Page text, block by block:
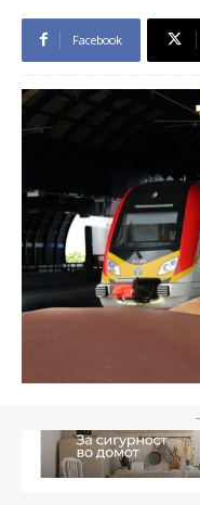
Facebook